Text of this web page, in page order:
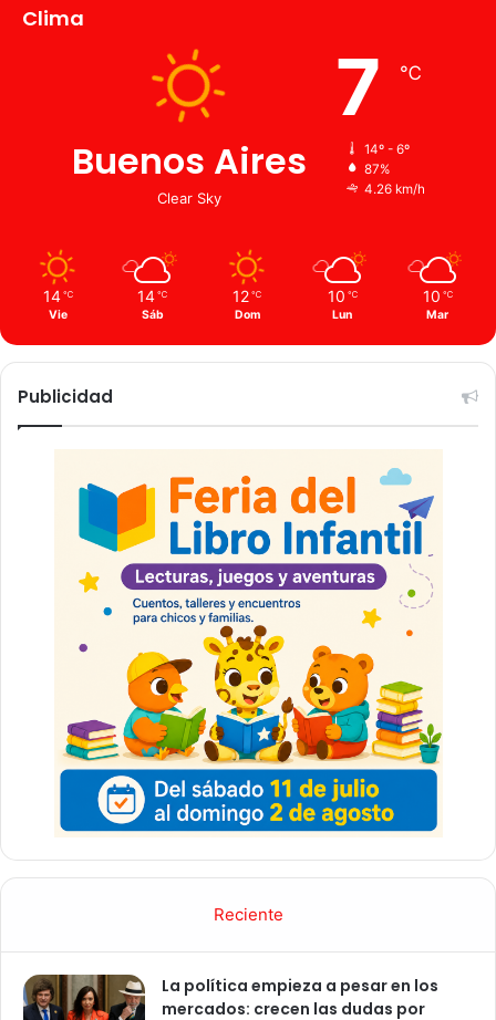
Clima
Buenos Aires
Clear Sky
7 ℃
14º - 6º
87%
4.26 km/h
14 ℃
Vie
14 ℃
Sáb
12 ℃
Dom
10 ℃
Lun
10 ℃
Mar
Publicidad
Reciente
La política empieza a pesar en los
mercados: crecen las dudas por